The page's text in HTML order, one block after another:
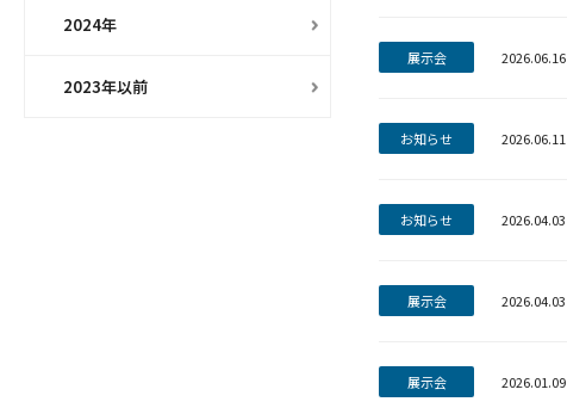
2024年
2023年以前
展示会 2026.06.16
お知らせ 2026.06.11
お知らせ 2026.04.03
展示会 2026.04.03
展示会 2026.01.09